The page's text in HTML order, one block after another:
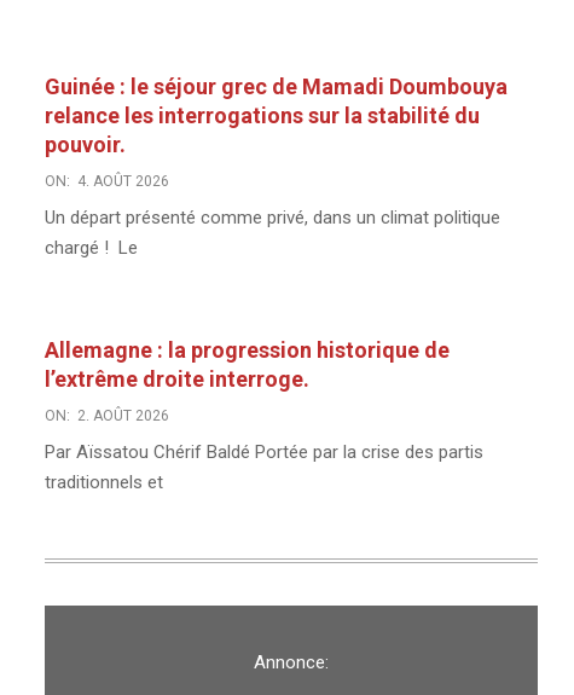
Guinée : le séjour grec de Mamadi Doumbouya
relance les interrogations sur la stabilité du
pouvoir.
ON: 4. AOÛT 2026
Un départ présenté comme privé, dans un climat politique
chargé ! Le
Allemagne : la progression historique de
l’extrême droite interroge.
ON: 2. AOÛT 2026
Par Aïssatou Chérif Baldé Portée par la crise des partis
traditionnels et
Annonce: